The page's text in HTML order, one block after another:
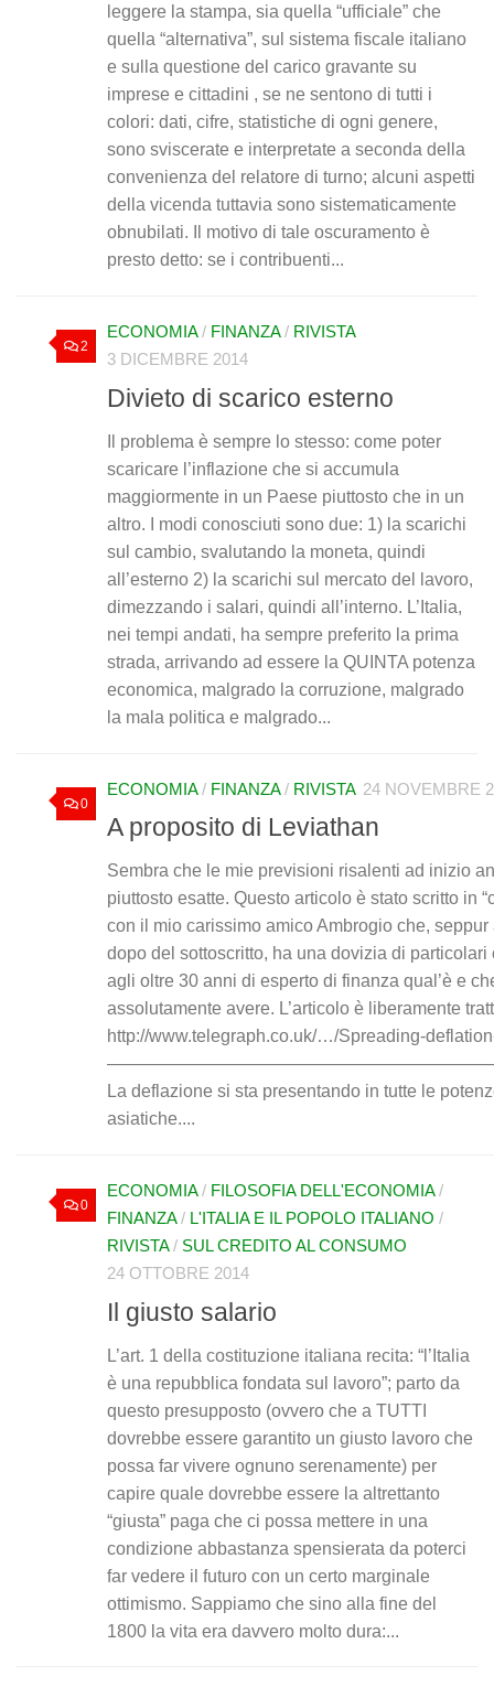
leggere la stampa, sia quella “ufficiale” che
quella “alternativa”, sul sistema fiscale italiano
e sulla questione del carico gravante su
imprese e cittadini , se ne sentono di tutti i
colori: dati, cifre, statistiche di ogni genere,
sono sviscerate e interpretate a seconda della
convenienza del relatore di turno; alcuni aspetti
della vicenda tuttavia sono sistematicamente
obnubilati. Il motivo di tale oscuramento è
presto detto: se i contribuenti...
2
ECONOMIA/ FINANZA/ RIVISTA
3 DICEMBRE 2014
Divieto di scarico esterno
Il problema è sempre lo stesso: come poter
scaricare l’inflazione che si accumula
maggiormente in un Paese piuttosto che in un
altro. I modi conosciuti sono due: 1) la scarichi
sul cambio, svalutando la moneta, quindi
all’esterno 2) la scarichi sul mercato del lavoro,
dimezzando i salari, quindi all’interno. L’Italia,
nei tempi andati, ha sempre preferito la prima
strada, arrivando ad essere la QUINTA potenza
economica, malgrado la corruzione, malgrado
la mala politica e malgrado...
0
ECONOMIA/ FINANZA/ RIVISTA 24 NOVEMBRE
A proposito di Leviathan
Sembra che le mie previsioni risalenti ad inizio
piuttosto esatte. Questo articolo è stato scritto in
con il mio carissimo amico Ambrogio che, seppur
dopo del sottoscritto, ha una dovizia di particolari
agli oltre 30 anni di esperto di finanza qual’è e
assolutamente avere. L’articolo è liberamente
http://www.telegraph.co.uk/…/Spreading-
La deflazione si sta presentando in tutte le
asiatiche....
0
ECONOMIA/ FILOSOFIA DELL'ECONOMIA/
FINANZA/ L'ITALIA E IL POPOLO ITALIANO /
RIVISTA/ SUL CREDITO AL CONSUMO
24 OTTOBRE 2014
Il giusto salario
L’art. 1 della costituzione italiana recita: “l’Italia
è una repubblica fondata sul lavoro”; parto da
questo presupposto (ovvero che a TUTTI
dovrebbe essere garantito un giusto lavoro che
possa far vivere ognuno serenamente) per
capire quale dovrebbe essere la altrettanto
“giusta” paga che ci possa mettere in una
condizione abbastanza spensierata da poterci
far vedere il futuro con un certo marginale
ottimismo. Sappiamo che sino alla fine del
1800 la vita era davvero molto dura:...